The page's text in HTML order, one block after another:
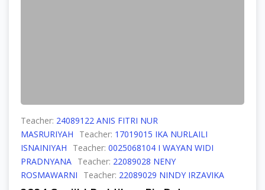
Teacher: 24089122 ANIS FITRI NUR
MASRURIYAH
Teacher: 17019015 IKA NURLAILI
ISNAINIYAH
Teacher: 0025068104 I WAYAN WIDI
PRADNYANA Teacher: 22089028 NENY
ROSMAWARNI
Teacher: 22089029 NINDY IRZAVIKA